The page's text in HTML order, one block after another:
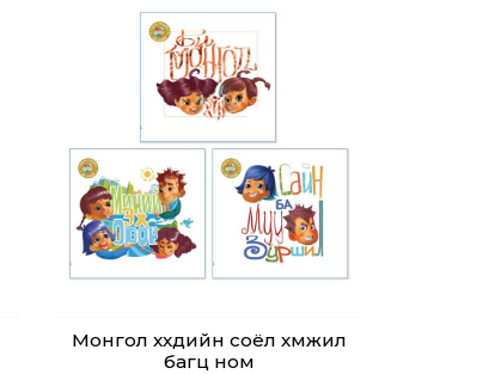
Монгол хүүхдийн соёл хүмүүжил
багц ном